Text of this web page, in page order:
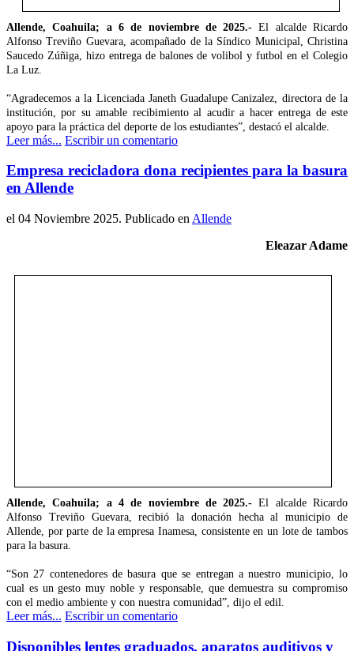
Allende, Coahuila; a 6 de noviembre de 2025.- El alcalde Ricardo
Alfonso Treviño Guevara, acompañado de la Síndico Municipal, Christina
Saucedo Zúñiga, hizo entrega de balones de volibol y futbol en el Colegio
La Luz.
“Agradecemos a la Licenciada Janeth Guadalupe Canizalez, directora de la
institución, por su amable recibimiento al acudir a hacer entrega de este
apoyo para la práctica del deporte de los estudiantes”, destacó el alcalde.
Leer más... Escribir un comentario
Empresa recicladora dona recipientes para la basura
en Allende
el 04 Noviembre 2025. Publicado en Allende
Eleazar Adame
Allende, Coahuila; a 4 de noviembre de 2025.-El alcalde Ricardo
Alfonso Treviño Guevara, recibió la donación hecha al municipio de
Allende, por parte de la empresa Inamesa, consistente en un lote de tambos
para la basura.
“Son 27 contenedores de basura que se entregan a nuestro municipio, lo
cual es un gesto muy noble y responsable, que demuestra su compromiso
con el medio ambiente y con nuestra comunidad”, dijo el edil.
Leer más... Escribir un comentario
Disponibles lentes graduados, aparatos auditivos y